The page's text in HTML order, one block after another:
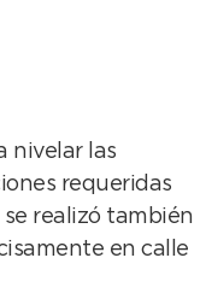
nivelar las
requeridas
realizó también
en calle